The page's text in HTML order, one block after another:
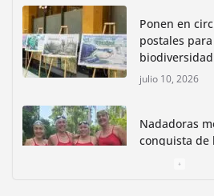
Ponen en
postales
julio 10, 2026
Nadadoras
conquista de